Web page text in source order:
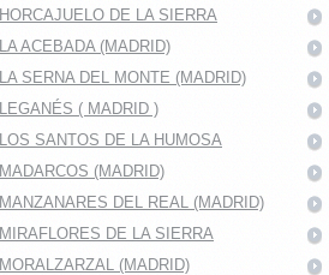
HORCAJUELO DE LA SIERRA
LA ACEBADA (MADRID)
LA SERNA DEL MONTE (MADRID)
LEGANÉS ( MADRID )
LOS SANTOS DE LA HUMOSA
MADARCOS (MADRID)
MANZANARES DEL REAL (MADRID)
MIRAFLORES DE LA SIERRA
MORALZARZAL (MADRID)